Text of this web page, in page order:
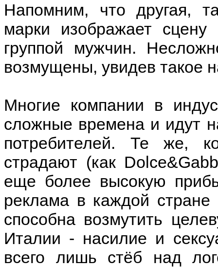
Напомним, что другая,
марки изображает сцену
группой мужчин.
возмущены, увидев такое
Многие компании в
сложные времена и идут
потребителей. Те же,
страдают (как
еще более высокую
реклама в каждой стране
способна возмутить
Италии - насилие и
всего лишь стёб над